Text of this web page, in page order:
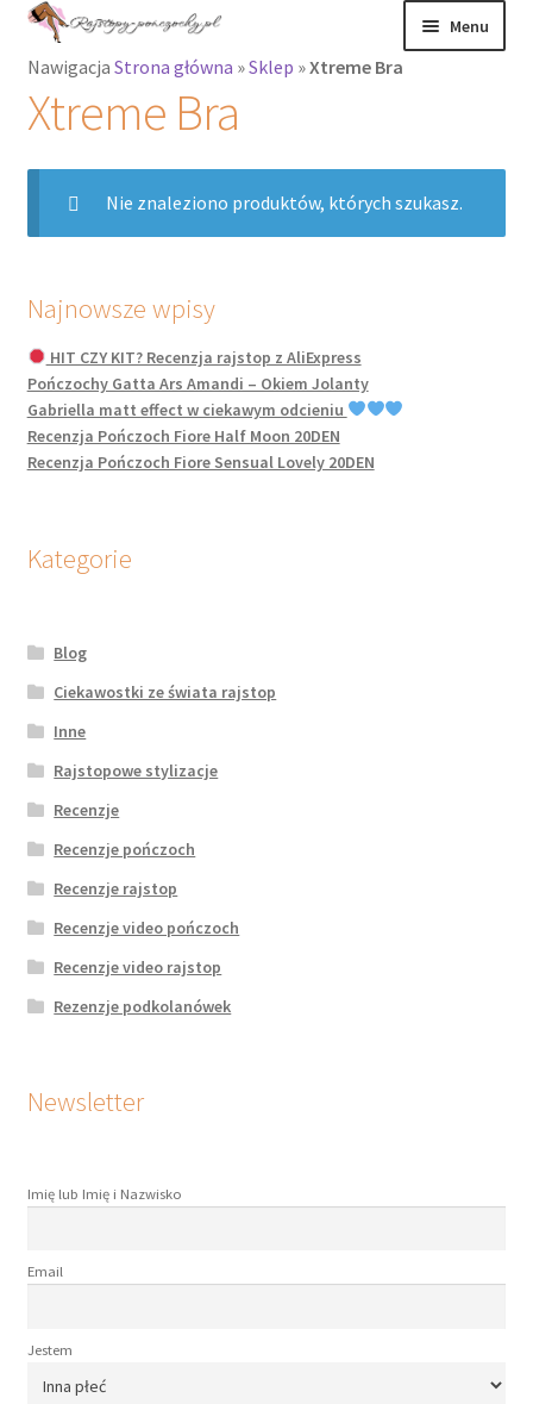
Przejdź
nawigacji
Przejdź
treści
Menu
Rajstopy
Rozwiń
menu
potomne
Pończochy i
zakolanówki
Podkolanówki i
skarpetki
Wszystkie
produkty
Nawigacja Strona główna »Sklep »Xtreme Bra
Xtreme Bra
Nie znaleziono produktów, których szukasz.
Najnowsze wpisy
HIT CZY KIT? Recenzja rajstop z AliExpress
Pończochy Gatta Ars Amandi – Okiem Jolanty
Gabriella matt effect w ciekawym odcieniu
Recenzja Pończoch Fiore Half Moon 20DEN
Recenzja Pończoch Fiore Sensual Lovely 20DEN
Kategorie
Blog
Ciekawostki ze świata rajstop
Inne
Rajstopowe stylizacje
Recenzje
Recenzje pończoch
Recenzje rajstop
Recenzje video pończoch
Recenzje video rajstop
Rezenzje podkolanówek
Newsletter
Imię lub Imię i Nazwisko
Email
Jestem